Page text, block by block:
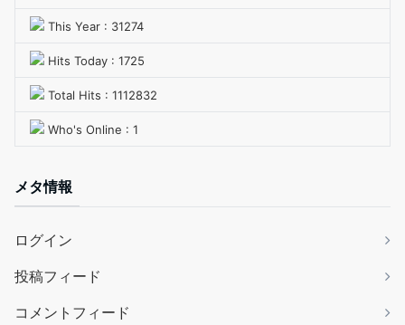
This Year : 31274
Hits Today : 1725
Total Hits : 1112832
Who's Online : 1
メタ情報
ログイン
投稿フィード
コメントフィード